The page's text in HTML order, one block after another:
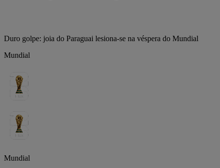
Duro golpe: joia do Paraguai lesiona-se na véspera do Mundial
Mundial
Mundial